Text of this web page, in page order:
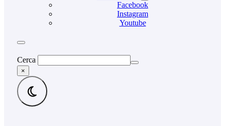
Facebook
Instagram
Youtube
Cerca
×